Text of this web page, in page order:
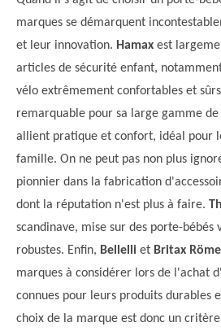
marques se démarquent
et leur innovation. Hamax est
articles de sécurité enfant,
vélo extrêmement confortables et
remarquable pour sa large gamme
allient pratique et confort, idéal pour
famille. On ne peut pas non plus
pionnier dans la fabrication
dont la réputation n'est plus à faire.
scandinave, mise sur des porte-bébés
robustes. Enfin, Bellelli et Britax
marques à considérer lors de l'achat
connues pour leurs produits durables
choix de la marque est donc un